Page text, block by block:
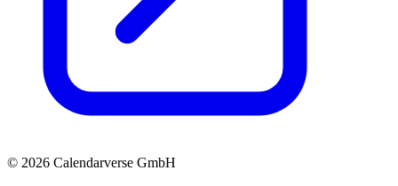
© 2026 Calendarverse GmbH